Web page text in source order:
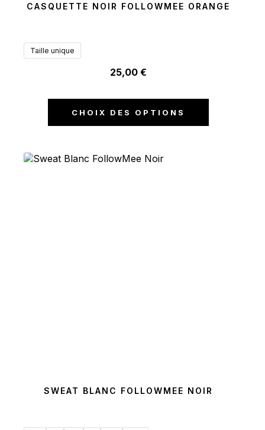
CASQUETTE NOIR FOLLOWMEE ORANGE
Taille unique
25,00€
CHOIX DES OPTIONS
SWEAT BLANC FOLLOWMEE NOIR